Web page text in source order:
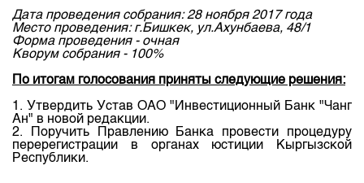
Общая информация
Акционеры
Руководство
Внутренний аудитор
Комитеты
Участники торгов
Товарно-сырьевой сектор
Листинг
Центр раскрытия информации
Тарифы
Аналитика
Нормативная база
Биржевая деятельность
Депозитарная деятельность
Центр раскрытия информации
Статистика торгов
Итоги последних торгов
Архив торгов
Учебный центр
Общая информация
Дата проведения собрания: 28 ноября 2017 года
Место проведения: г.Бишкек, ул.Ахунбаева, 48/1
Форма проведения - очная
Кворум собрания - 100%
По итогам голосования приняты следующие решения:
1. Утвердить Устав ОАО "Инвестиционный Банк "Чанг
Ан" в новой редакции.
2. Поручить Правлению Банка провести процедуру
перерегистрации в органах юстиции Кыргызской
Республики.